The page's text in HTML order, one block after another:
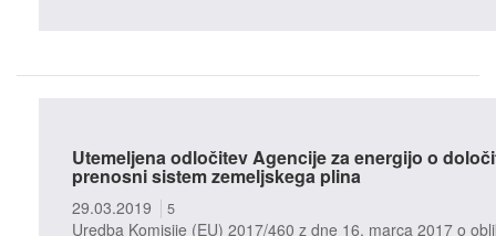
Utemeljena odločitev Agencije za energijo o
prenosni sistem zemeljskega plina
29.03.2019 5
Uredba Komisije (EU) 2017/460 z dne 16. marca 2017 o